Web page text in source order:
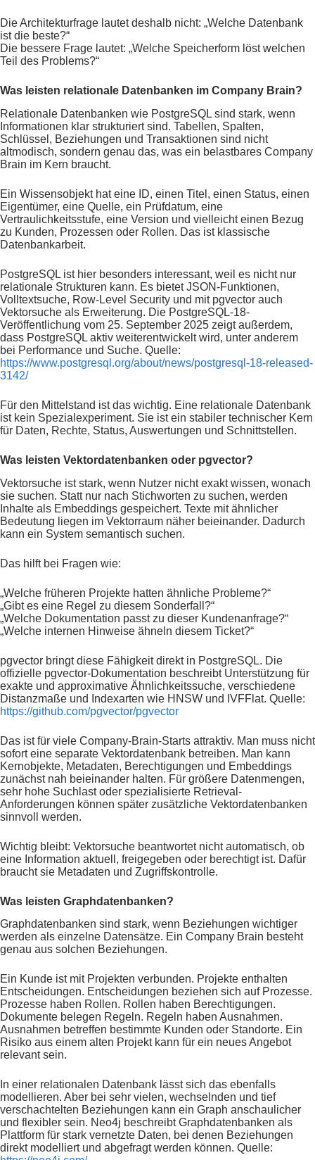
Die Architekturfrage lautet deshalb nicht: „Welche Datenbank
ist die beste?“
Die bessere Frage lautet: „Welche Speicherform löst welchen
Teil des Problems?“
Was leisten relationale Datenbanken im Company Brain?
Relationale Datenbanken wie PostgreSQL sind stark, wenn
Informationen klar strukturiert sind. Tabellen, Spalten,
Schlüssel, Beziehungen und Transaktionen sind nicht
altmodisch, sondern genau das, was ein belastbares Company
Brain im Kern braucht.
Ein Wissensobjekt hat eine ID, einen Titel, einen Status, einen
Eigentümer, eine Quelle, ein Prüfdatum, eine
Vertraulichkeitsstufe, eine Version und vielleicht einen Bezug
zu Kunden, Prozessen oder Rollen. Das ist klassische
Datenbankarbeit.
PostgreSQL ist hier besonders interessant, weil es nicht nur
relationale Strukturen kann. Es bietet JSON-Funktionen,
Volltextsuche, Row-Level Security und mit pgvector auch
Vektorsuche als Erweiterung. Die PostgreSQL-18-
Veröffentlichung vom 25. September 2025 zeigt außerdem,
dass PostgreSQL aktiv weiterentwickelt wird, unter anderem
bei Performance und Suche. Quelle:
https://www.postgresql.org/about/news/postgresql-18-released-
3142/
Für den Mittelstand ist das wichtig. Eine relationale Datenbank
ist kein Spezialexperiment. Sie ist ein stabiler technischer Kern
für Daten, Rechte, Status, Auswertungen und Schnittstellen.
Was leisten Vektordatenbanken oder pgvector?
Vektorsuche ist stark, wenn Nutzer nicht exakt wissen, wonach
sie suchen. Statt nur nach Stichworten zu suchen, werden
Inhalte als Embeddings gespeichert. Texte mit ähnlicher
Bedeutung liegen im Vektorraum näher beieinander. Dadurch
kann ein System semantisch suchen.
Das hilft bei Fragen wie:
„Welche früheren Projekte hatten ähnliche Probleme?“
„Gibt es eine Regel zu diesem Sonderfall?“
„Welche Dokumentation passt zu dieser Kundenanfrage?“
„Welche internen Hinweise ähneln diesem Ticket?“
pgvector bringt diese Fähigkeit direkt in PostgreSQL. Die
offizielle pgvector-Dokumentation beschreibt Unterstützung für
exakte und approximative Ähnlichkeitssuche, verschiedene
Distanzmaße und Indexarten wie HNSW und IVFFlat. Quelle:
https://github.com/pgvector/pgvector
Das ist für viele Company-Brain-Starts attraktiv. Man muss nicht
sofort eine separate Vektordatenbank betreiben. Man kann
Kernobjekte, Metadaten, Berechtigungen und Embeddings
zunächst nah beieinander halten. Für größere Datenmengen,
sehr hohe Suchlast oder spezialisierte Retrieval-
Anforderungen können später zusätzliche Vektordatenbanken
sinnvoll werden.
Wichtig bleibt: Vektorsuche beantwortet nicht automatisch, ob
eine Information aktuell, freigegeben oder berechtigt ist. Dafür
braucht sie Metadaten und Zugriffskontrolle.
Was leisten Graphdatenbanken?
Graphdatenbanken sind stark, wenn Beziehungen wichtiger
werden als einzelne Datensätze. Ein Company Brain besteht
genau aus solchen Beziehungen.
Ein Kunde ist mit Projekten verbunden. Projekte enthalten
Entscheidungen. Entscheidungen beziehen sich auf Prozesse.
Prozesse haben Rollen. Rollen haben Berechtigungen.
Dokumente belegen Regeln. Regeln haben Ausnahmen.
Ausnahmen betreffen bestimmte Kunden oder Standorte. Ein
Risiko aus einem alten Projekt kann für ein neues Angebot
relevant sein.
In einer relationalen Datenbank lässt sich das ebenfalls
modellieren. Aber bei sehr vielen, wechselnden und tief
verschachtelten Beziehungen kann ein Graph anschaulicher
und flexibler sein. Neo4j beschreibt Graphdatenbanken als
Plattform für stark vernetzte Daten, bei denen Beziehungen
direkt modelliert und abgefragt werden können. Quelle: